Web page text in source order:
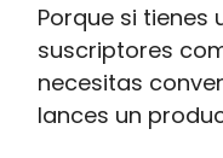
Porque si tienes
suscriptores
necesitas
lances un